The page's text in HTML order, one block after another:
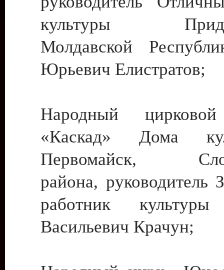
культуры
Молдавской
Юрьевич Елистратов;
Народный цирковой
«Каскад» Дома
Первомайск,
района, руководитель
работник культуры
Васильевич Крачун;